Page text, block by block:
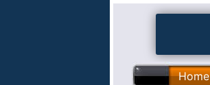
Home